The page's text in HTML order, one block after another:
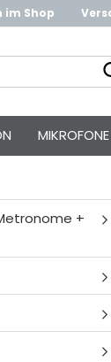
im Shop
+